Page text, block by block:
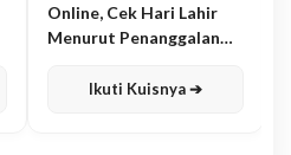
Online, Cek Hari Lahir
Menurut Penanggalan
Ikuti Kuisnya ➔